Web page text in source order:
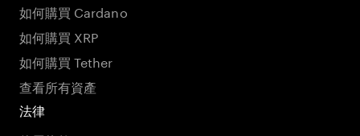
如何購買 Cardano
如何購買 XRP
如何購買 Tether
查看所有資產
法律